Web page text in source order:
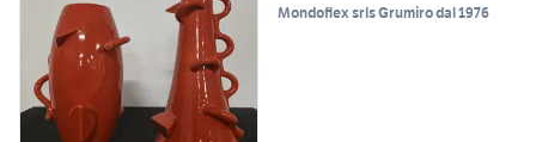
Mondoflex srls Grumiro dal 1976